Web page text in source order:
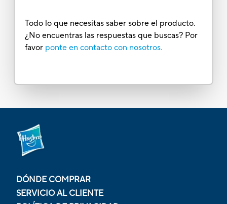
Todo lo que necesitas saber sobre el producto.
¿No encuentras las respuestas que buscas? Por
favor ponte en contacto con nosotros.
DÓNDE COMPRAR
SERVICIO AL CLIENTE